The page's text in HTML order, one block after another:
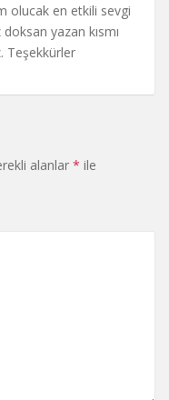
olucak en etkili sevgi
yazan kısmı
Teşekkürler
alanlar * ile